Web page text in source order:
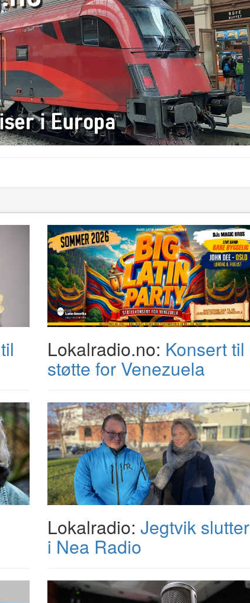
Lokalradio.no: Konsert til
støtte for Venezuela
Lokalradio: Jegtvik slutter
i Nea Radio